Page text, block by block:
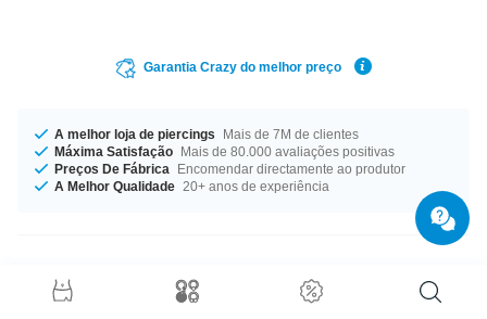
Garantia Crazy do melhor preço
A melhor loja de piercings
Mais de 7M de clientes
Máxima Satisfação Mais de 80.000 avaliações positivas
Preços De Fábrica
Encomendar directamente ao produtor
A Melhor Qualidade 20+ anos de experiência
Detalhes do produto